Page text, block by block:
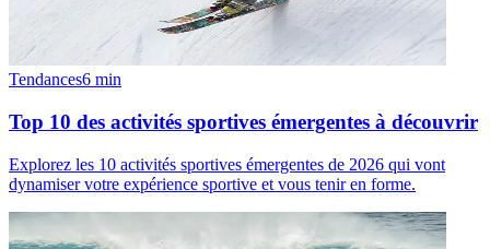
Tendances6 min
Top 10 des activités sportives émergentes à découvrir
Explorez les 10 activités sportives émergentes de 2026 qui vont
dynamiser votre expérience sportive et vous tenir en forme.